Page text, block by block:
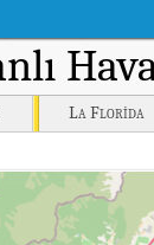
La Florida